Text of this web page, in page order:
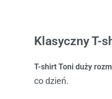
Klasyczny T-
T-shirt Toni duży
co dzień.